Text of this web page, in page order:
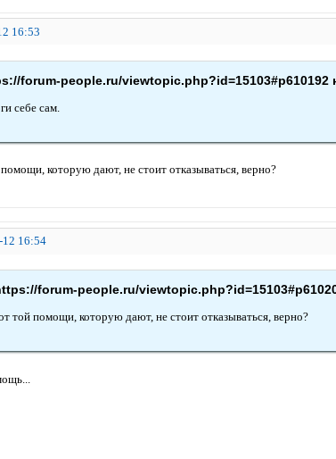
16:53
forum-people.ru/viewtopic.php?id=15103#p610192
себе сам.
которую дают, не стоит отказываться, верно?
16:54
forum-people.ru/
той помощи, которую дают, не стоит отказываться, верно?